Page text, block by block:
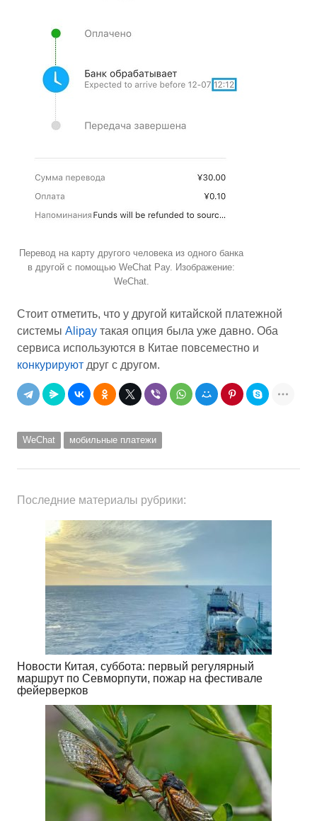
Перевод на карту другого человека из одного банка
в другой с помощью WeChat Pay. Изображение:
WeChat.
Стоит отметить, что у другой китайской платежной
системы Alipay такая опция была уже давно. Оба
сервиса используются в Китае повсеместно и
конкурируют друг с другом.
WeChat мобильные платежи
Последние материалы рубрики:
Новости Китая, суббота: первый регулярный
маршрут по Севморпути, пожар на фестивале
фейерверков